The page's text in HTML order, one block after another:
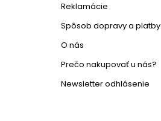
Reklamácie
Spôsob dopravy a platby
O nás
Prečo nakupovať u nás?
Newsletter odhlásenie